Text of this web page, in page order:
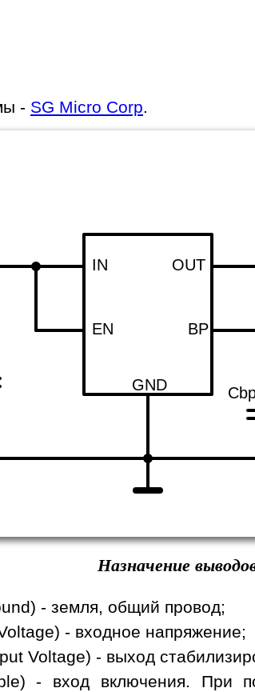
- SG Micro Corp
IN OUT
GND
EN BP
Назначение
- земля, общий провод;
- входное напряжение;
Voltage) - выход
- вход включения. При